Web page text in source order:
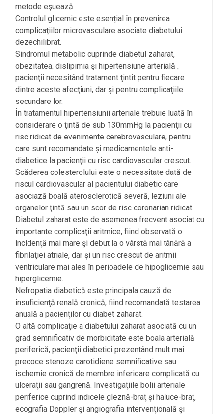
metode eşuează.
Controlul glicemic este esențial în prevenirea
complicaţiilor microvasculare asociate diabetului
dezechilibrat.
Sindromul metabolic cuprinde diabetul zaharat,
obezitatea, dislipimia şi hipertensiune arterială ,
pacienţii necesitând tratament ţintit pentru fiecare
dintre aceste afecţiuni, dar şi pentru complicaţiile
secundare lor.
În tratamentul hipertensiunii arteriale trebuie luată în
considerare o ţintă de sub 130mmHg la pacienţii cu
risc ridicat de evenimente cerebrovasculare, pentru
care sunt recomandate și medicamentele anti-
diabetice la pacienţii cu risc cardiovascular crescut.
Scăderea colesterolului este o necessitate dată de
riscul cardiovascular al pacientului diabetic care
asociază boală aterosclerotică severă, leziuni ale
organelor ţintă sau un scor de risc coronarian ridicat.
Diabetul zaharat este de asemenea frecvent asociat cu
importante complicaţii aritmice, fiind observată o
incidenţă mai mare şi debut la o vârstă mai tânără a
fibrilaţiei atriale, dar şi un risc crescut de aritmii
ventriculare mai ales în perioadele de hipoglicemie sau
hiperglicemie.
Nefropatia diabetică este principala cauză de
insuficienţă renală cronică, fiind recomandată testarea
anuală a pacienţilor cu diabet zaharat.
O altă complicaţie a diabetului zaharat asociată cu un
grad semnificativ de morbiditate este boala arterială
periferică, pacienţii diabetici prezentând mult mai
precoce stenoze carotidiene semnificative sau
ischemie cronică de membre inferioare complicată cu
ulceraţii sau gangrenă. Investigaţiile bolii arteriale
periferice cuprind indicele gleznă-braţ şi haluce-braţ,
ecografia Doppler şi angiografia intervenţională şi